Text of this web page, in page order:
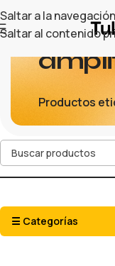
Saltar a la navegación
Saltar al contenido
Productos
☰ Categorías